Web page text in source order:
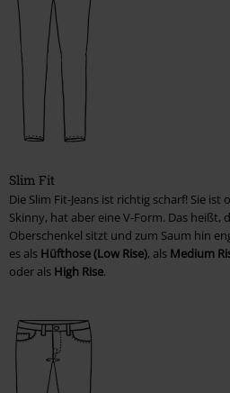
Babies & Kids
T-Shirts, Kapuzenpullover & -jacken,
Passform für Hosen
Pflegehinweise
Waschen & Pflege
Flecken behandeln
Slim Fit
Die Slim Fit-Jeans ist richtig scharf! Sie ist
Skinny, hat aber eine V-Form. Das heißt,
Oberschenkel sitzt und zum Saum hin
es als Hüfthose (Low Rise), als Medium
oder als High Rise.